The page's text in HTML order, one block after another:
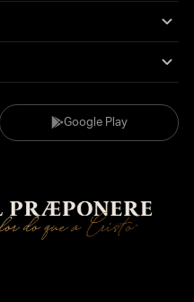
Google Play